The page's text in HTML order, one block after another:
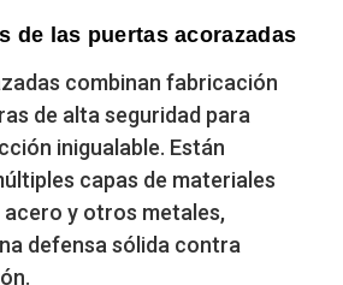
de las puertas acorazadas
combinan fabricación
de alta seguridad para
inigualable. Están
capas de materiales
y otros metales,
defensa sólida contra